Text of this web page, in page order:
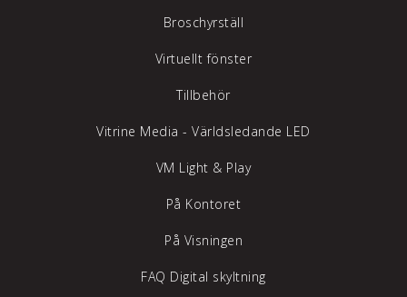
Broschyrställ
Virtuellt fönster
Tillbehör
Vitrine Media - Världsledande LED
VM Light & Play
På Kontoret
På Visningen
FAQ Digital skyltning